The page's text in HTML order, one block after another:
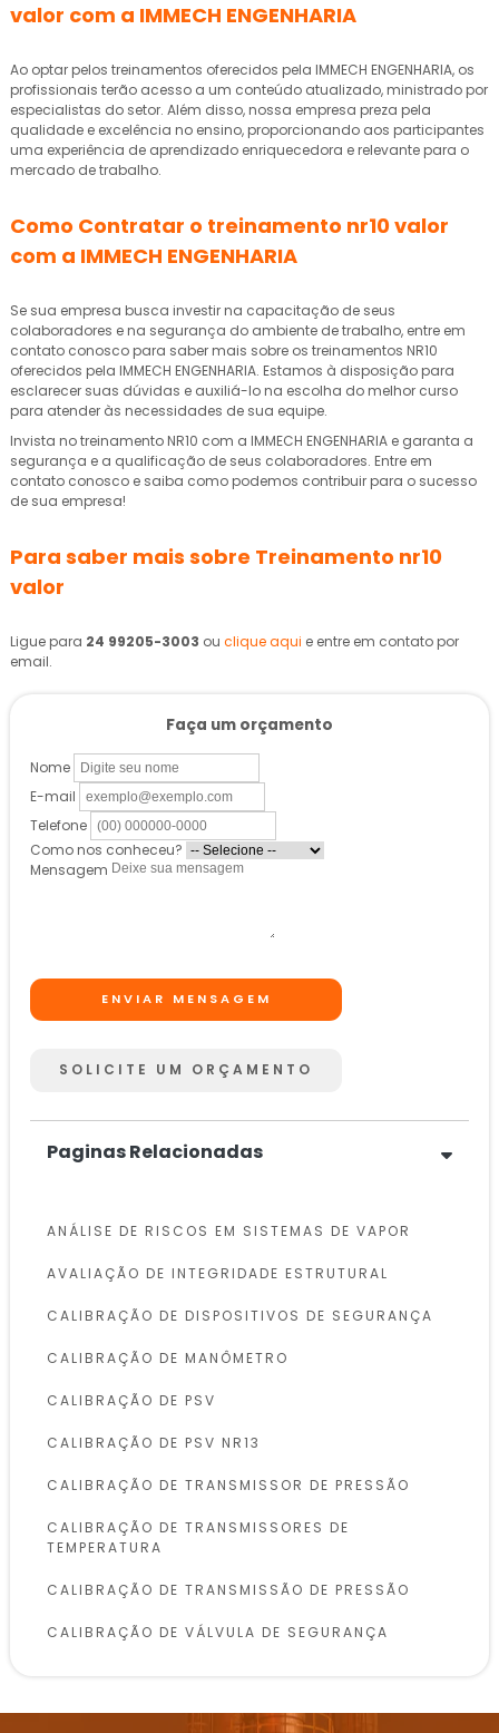
valor com a IMMECH ENGENHARIA
Ao optar pelos treinamentos oferecidos pela IMMECH ENGENHARIA, os
profissionais terão acesso a um conteúdo atualizado, ministrado por
especialistas do setor. Além disso, nossa empresa preza pela
qualidade e excelência no ensino, proporcionando aos participantes
uma experiência de aprendizado enriquecedora e relevante para o
mercado de trabalho.
Como Contratar o treinamento nr10 valor
com a IMMECH ENGENHARIA
Se sua empresa busca investir na capacitação de seus
colaboradores e na segurança do ambiente de trabalho, entre em
contato conosco para saber mais sobre os treinamentos NR10
oferecidos pela IMMECH ENGENHARIA. Estamos à disposição para
esclarecer suas dúvidas e auxiliá-lo na escolha do melhor curso
para atender às necessidades de sua equipe.
Invista no treinamento NR10 com a IMMECH ENGENHARIA e garanta a
segurança e a qualificação de seus colaboradores. Entre em
contato conosco e saiba como podemos contribuir para o sucesso
de sua empresa!
Para saber mais sobre Treinamento nr10
valor
Ligue para 24 99205-3003 ou clique aqui e entre em contato por
email.
Faça um orçamento
Nome
E-mail
Telefone
Como nos conheceu?
Mensagem
ENVIAR MENSAGEM
SOLICITE UM ORÇAMENTO
Paginas Relacionadas
ANÁLISE DE RISCOS EM SISTEMAS DE VAPOR
AVALIAÇÃO DE INTEGRIDADE ESTRUTURAL
CALIBRAÇÃO DE DISPOSITIVOS DE SEGURANÇA
CALIBRAÇÃO DE MANÔMETRO
CALIBRAÇÃO DE PSV
CALIBRAÇÃO DE PSV NR13
CALIBRAÇÃO DE TRANSMISSOR DE PRESSÃO
CALIBRAÇÃO DE TRANSMISSORES DE
TEMPERATURA
CALIBRAÇÃO DE TRANSMISSÃO DE PRESSÃO
CALIBRAÇÃO DE VÁLVULA DE SEGURANÇA